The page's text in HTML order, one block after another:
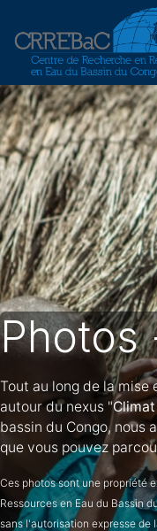
Tout au long de la
autour du nexus "
bassin du Congo, nous
que vous pouvez
Ces photos sont une propriété
Ressources en Eau du Bassin
sans l'autorisation expresse de